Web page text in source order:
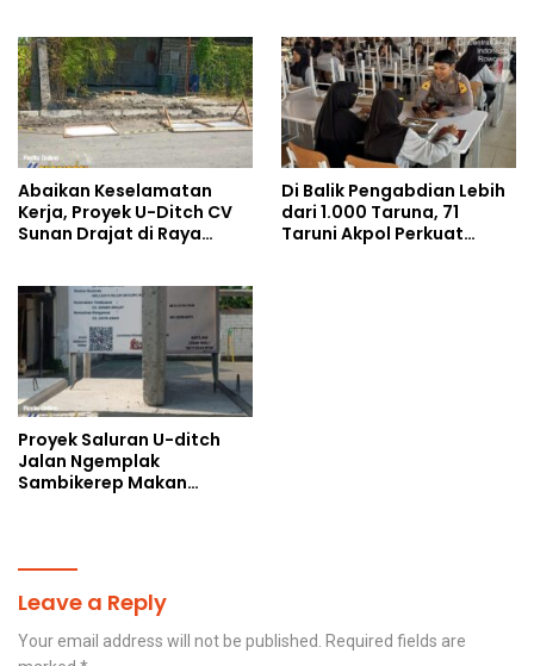
Berjalan Optimal
Abaikan Keselamatan
Kerja, Proyek U-Ditch CV
Sunan Drajat di Raya
Hidup-Hidup
Di Balik Pengabdian Lebih
dari 1.000 Taruna, 71
Taruni Akpol Perkuat
Proyek Saluran U-ditch
Jalan Ngemplak
Sambikerep Makan
Warga
Leave a Reply
Your email address will not be published. Required fields are